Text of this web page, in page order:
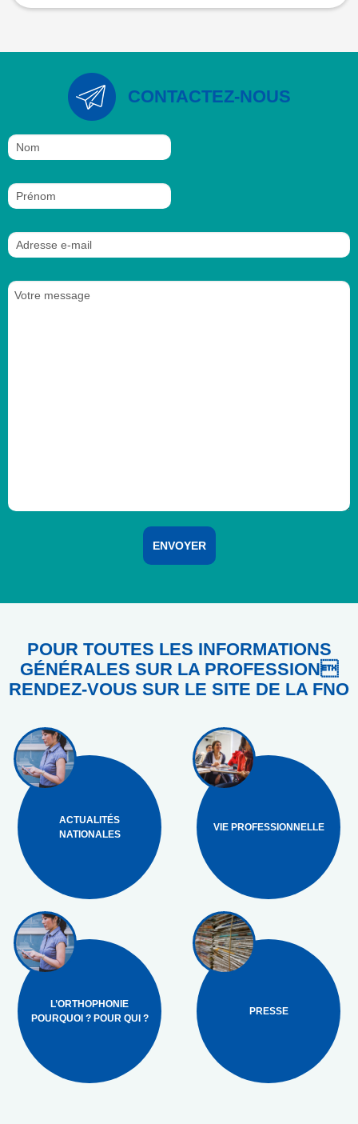
CONTACTEZ-NOUS
POUR TOUTES LES INFORMATIONS
GÉNÉRALES SUR LA PROFESSION
RENDEZ-VOUS SUR LE SITE DE LA FNO
ACTUALITÉS
NATIONALES
VIE PROFESSIONNELLE
L’ORTHOPHONIE
POURQUOI ? POUR QUI ?
PRESSE